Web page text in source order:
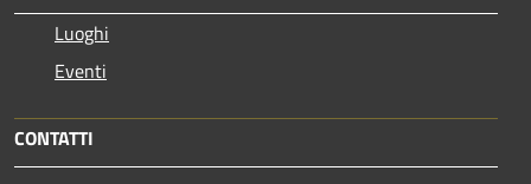
Luoghi
Eventi
CONTATTI